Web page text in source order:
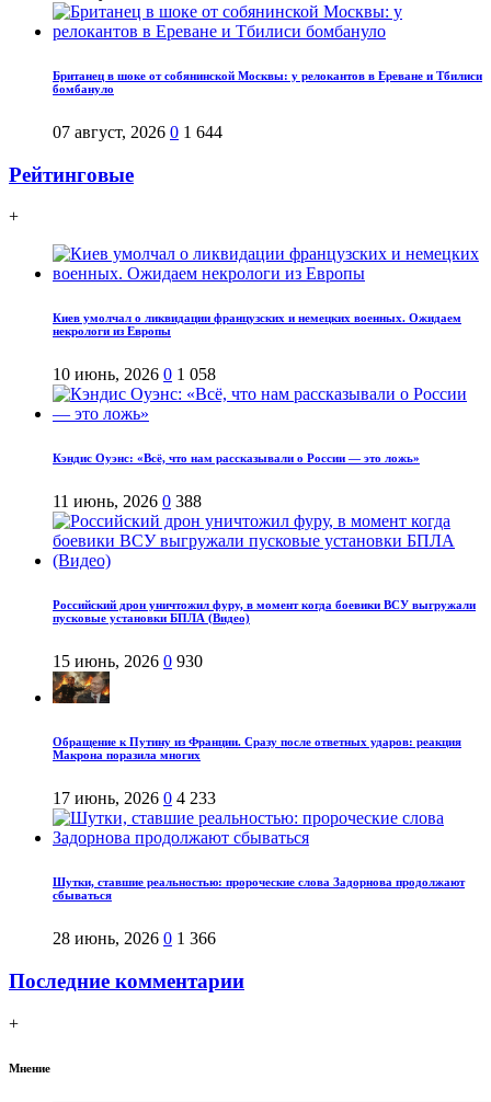
Британец в шоке от собянинской Москвы: у релокантов в Ереване и Тбилиси
бомбануло
07 август, 2026 0 1 644
Рейтинговые
+
Киев умолчал о ликвидации французских и немецких военных. Ожидаем
некрологи из Европы
10 июнь, 2026 0 1 058
Кэндис Оуэнс: «Всё, что нам рассказывали о России — это ложь»
11 июнь, 2026 0 388
Российский дрон уничтожил фуру, в момент когда боевики ВСУ выгружали
пусковые установки БПЛА (Видео)
15 июнь, 2026 0 930
Обращение к Путину из Франции. Сразу после ответных ударов: реакция
Макрона поразила многих
17 июнь, 2026 0 4 233
Шутки, ставшие реальностью: пророческие слова Задорнова продолжают
сбываться
28 июнь, 2026 0 1 366
Последние комментарии
+
Мнение